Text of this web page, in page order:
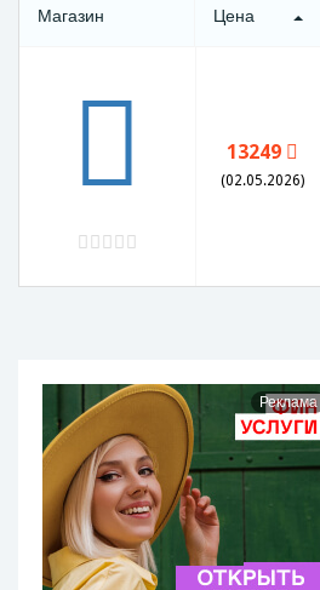
Магазин Цена
13249
(02.05.2026)
Реклама